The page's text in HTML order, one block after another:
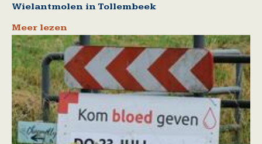
Wielantmolen in Tollembeek
Meer lezen